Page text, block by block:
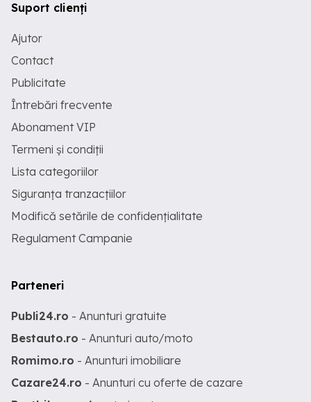
Suport clienți
Ajutor
Contact
Publicitate
Întrebări frecvente
Abonament VIP
Termeni și condiții
Lista categoriilor
Siguranța tranzacțiilor
Modifică setările de confidențialitate
Regulament Campanie
Parteneri
Publi24.ro - Anunturi gratuite
Bestauto.ro - Anunturi auto/moto
Romimo.ro - Anunturi imobiliare
Cazare24.ro - Anunturi cu oferte de cazare